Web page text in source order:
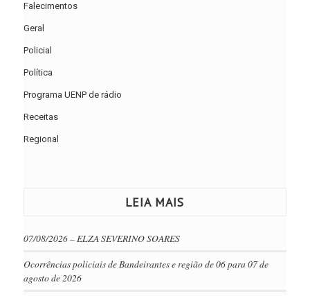
Falecimentos
Geral
Policial
Política
Programa UENP de rádio
Receitas
Regional
LEIA MAIS
07/08/2026 – ELZA SEVERINO SOARES
Ocorrências policiais de Bandeirantes e região de 06 para 07 de
agosto de 2026